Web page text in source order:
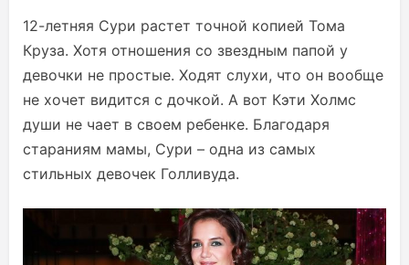
12-летняя Сури растет точной копией Тома
Круза. Хотя отношения со звездным папой у
девочки не простые. Ходят слухи, что он вообще
не хочет видится с дочкой. А вот Кэти Холмс
души не чает в своем ребенке. Благодаря
стараниям мамы, Сури – одна из самых
стильных девочек Голливуда.